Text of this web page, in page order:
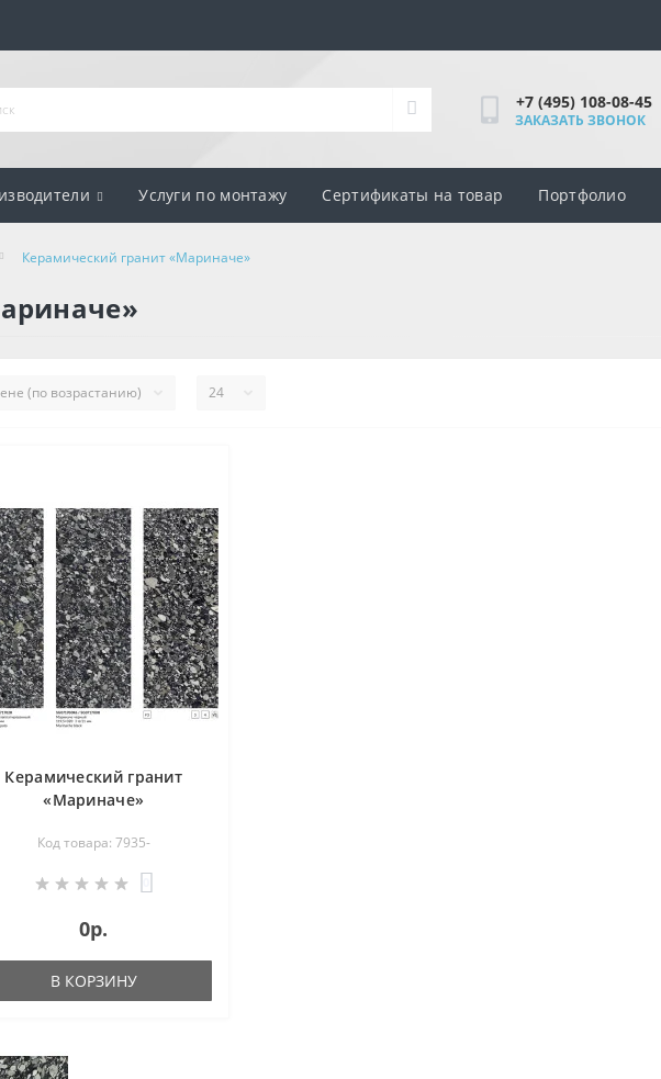
+7 (495) 108-08-45
ЗАКАЗАТЬ ЗВОНОК
Услуги по монтажу Сертификаты на товар Портфолио
Керамический гранит «Мариначе»
Керамический гранит
«Мариначе»
Код товара: 7935-
0р.
В КОРЗИНУ